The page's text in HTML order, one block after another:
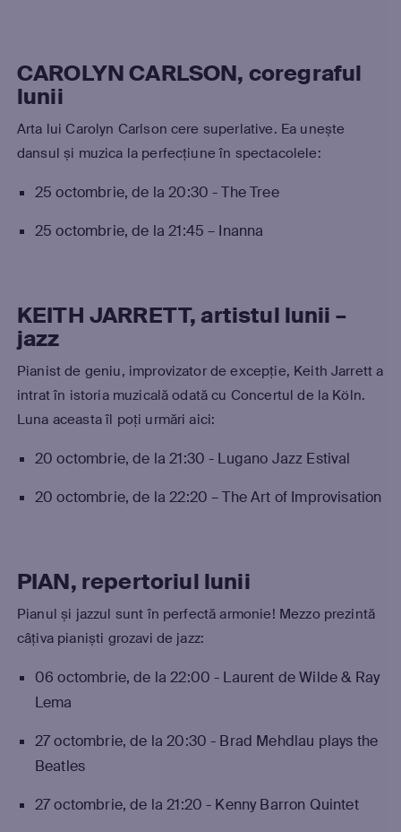
CAROLYN CARLSON, coregraful
lunii
Arta lui Carolyn Carlson cere superlative. Ea unește
dansul și muzica la perfecțiune în spectacolele:
25 octombrie, de la 20:30 - The Tree
25 octombrie, de la 21:45 – Inanna
KEITH JARRETT,artistul lunii –
jazz
Pianist de geniu, improvizator de excepție, Keith Jarrett a
intrat în istoria muzicală odată cu Concertul de la Köln.
Luna aceasta îl poți urmări aici:
20 octombrie, de la 21:30 - Lugano Jazz Estival
20 octombrie, de la 22:20 – The Art of Improvisation
PIAN, repertoriul lunii
Pianul și jazzul sunt în perfectă armonie! Mezzo prezintă
câțiva pianiști grozavi de jazz:
06 octombrie, de la 22:00 - Laurent de Wilde & Ray
Lema
27 octombrie, de la 20:30 - Brad Mehdlau plays the
Beatles
27 octombrie, de la 21:20 - Kenny Barron Quintet